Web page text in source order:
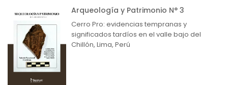
Arqueología y Patrimonio N° 3
Cerro Pro: evidencias tempranas y
significados tardíos en el valle bajo del
Chillón, Lima, Perú